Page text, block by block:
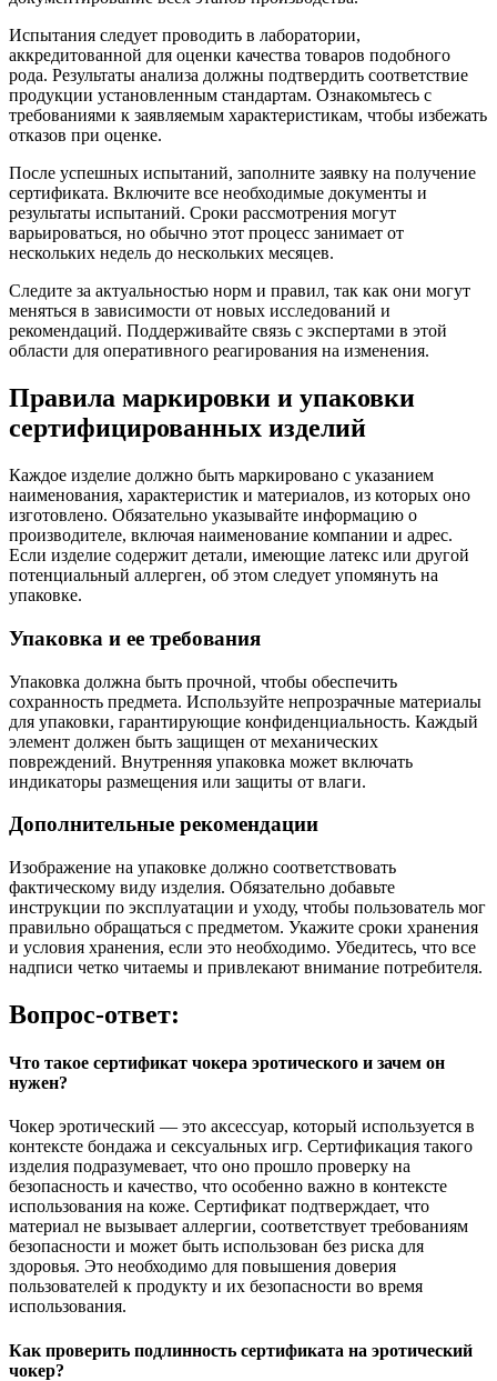
Испытания следует проводить в лаборатории,
аккредитованной для оценки качества товаров подобного
рода. Результаты анализа должны подтвердить соответствие
продукции установленным стандартам. Ознакомьтесь с
требованиями к заявляемым характеристикам, чтобы избежать
отказов при оценке.
После успешных испытаний, заполните заявку на получение
сертификата. Включите все необходимые документы и
результаты испытаний. Сроки рассмотрения могут
варьироваться, но обычно этот процесс занимает от
нескольких недель до нескольких месяцев.
Следите за актуальностью норм и правил, так как они могут
меняться в зависимости от новых исследований и
рекомендаций. Поддерживайте связь с экспертами в этой
области для оперативного реагирования на изменения.
Правила маркировки и упаковки
сертифицированных изделий
Каждое изделие должно быть маркировано с указанием
наименования, характеристик и материалов, из которых оно
изготовлено. Обязательно указывайте информацию о
производителе, включая наименование компании и адрес.
Если изделие содержит детали, имеющие латекс или другой
потенциальный аллерген, об этом следует упомянуть на
упаковке.
Упаковка и ее требования
Упаковка должна быть прочной, чтобы обеспечить
сохранность предмета. Используйте непрозрачные материалы
для упаковки, гарантирующие конфиденциальность. Каждый
элемент должен быть защищен от механических
повреждений. Внутренняя упаковка может включать
индикаторы размещения или защиты от влаги.
Дополнительные рекомендации
Изображение на упаковке должно соответствовать
фактическому виду изделия. Обязательно добавьте
инструкции по эксплуатации и уходу, чтобы пользователь мог
правильно обращаться с предметом. Укажите сроки хранения
и условия хранения, если это необходимо. Убедитесь, что все
надписи четко читаемы и привлекают внимание потребителя.
Вопрос-ответ:
Что такое сертификат чокера эротического и зачем он
нужен?
Чокер эротический — это аксессуар, который используется в
контексте бондажа и сексуальных игр. Сертификация такого
изделия подразумевает, что оно прошло проверку на
безопасность и качество, что особенно важно в контексте
использования на коже. Сертификат подтверждает, что
материал не вызывает аллергии, соответствует требованиям
безопасности и может быть использован без риска для
здоровья. Это необходимо для повышения доверия
пользователей к продукту и их безопасности во время
использования.
Как проверить подлинность сертификата на эротический
чокер?